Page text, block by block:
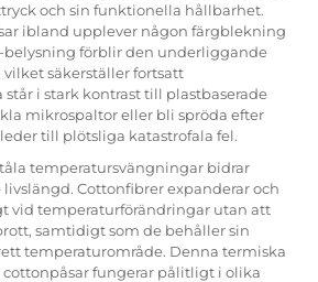
och sin funktionella hållbarhet.
ibland upplever någon färgblekning
belysning förblir den underliggande
säkerställer fortsatt
i stark kontrast till plastbaserade
mikrospaltor eller bli spröda efter
till plötsliga katastrofala fel.
temperatursvängningar bidrar
livslängd. Cottonfibrer expanderar och
vid temperaturförändringar utan att
samtidigt som de behåller sin
temperaturområde. Denna termiska
fungerar pålitligt i olika